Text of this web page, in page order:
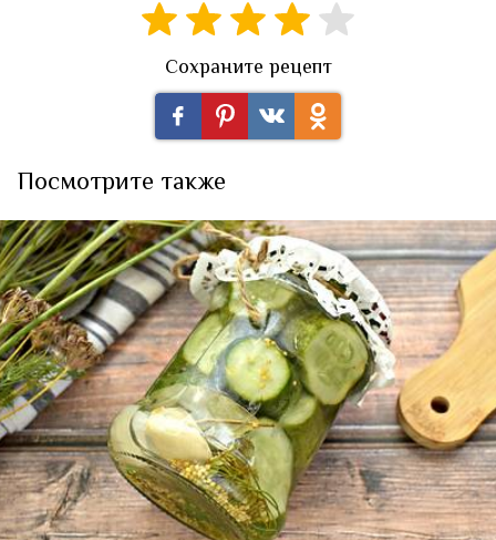
Сохраните рецепт
Посмотрите также